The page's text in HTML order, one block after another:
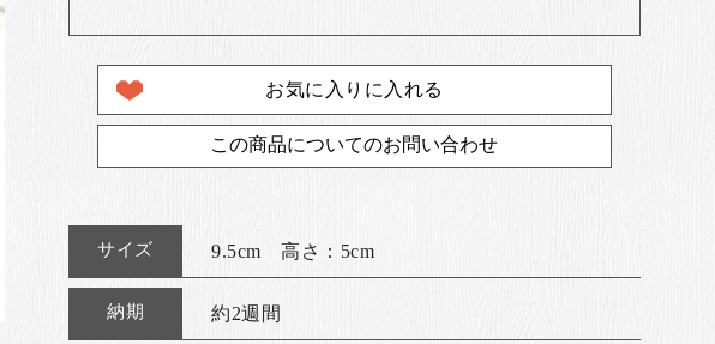
お気に入りに入れる
この商品についてのお問い合わせ
サイズ 9.5cm 高さ：5cm
納期 約2週間